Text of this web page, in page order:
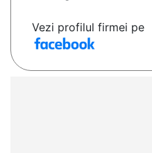
Vezi profilul firmei pe